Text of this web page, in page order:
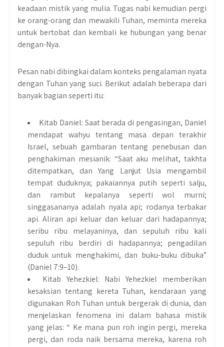
keadaan mistik yang mulia. Tugas nabi kemudian pergi
ke orang-orang dan mewakili Tuhan, meminta mereka
untuk bertobat dan kembali ke hubungan yang benar
dengan-Nya.
Pesan nabi dibingkai dalam konteks pengalaman nyata
dengan Tuhan yang suci. Berikut adalah beberapa dari
banyak bagian seperti itu:
Kitab Daniel: Saat berada di pengasingan, Daniel
mendapat wahyu tentang masa depan terakhir
Israel, sebuah gambaran tentang penebusan dan
penghakiman mesianik: “Saat aku melihat, takhta
ditempatkan, dan Yang Lanjut Usia mengambil
tempat duduknya; pakaiannya putih seperti salju,
dan rambut kepalanya seperti wol murni;
singgasananya adalah nyala api; rodanya terbakar
api. Aliran api keluar dan keluar dari hadapannya;
seribu ribu melayaninya, dan sepuluh ribu kali
sepuluh ribu berdiri di hadapannya; pengadilan
duduk untuk menghakimi, dan buku-buku dibuka”
(Daniel 7:9–10).
Kitab Yehezkiel: Nabi Yehezkiel memberikan
kesaksian tentang kereta Tuhan, kendaraan yang
digunakan Roh Tuhan untuk bergerak di dunia, dan
menjelaskan fenomena ini dalam bahasa mistik
yang jelas: “ Ke mana pun roh ingin pergi, mereka
pergi, dan roda naik bersama mereka, karena roh